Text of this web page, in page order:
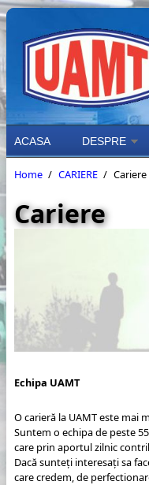
Skip to main content
ACASA DESPRE
Home / CARIERE / Cariere
Cariere
Echipa UAMT
O carieră la UAMT este mai
Suntem o echipa de peste
care prin aportul zilnic
Dacă sunteţi interesaţi sa
care credem, de